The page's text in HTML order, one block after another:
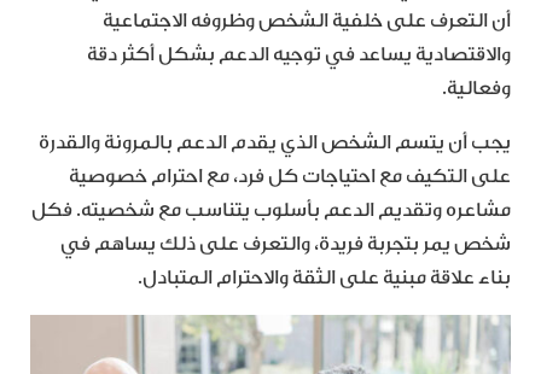
أن التعرف على خلفية الشخص وظروفه الاجتماعية
والاقتصادية يساعد في توجيه الدعم بشكل أكثر دقة
وفعالية.
يجب أن يتسم الشخص الذي يقدم الدعم بالمرونة والقدرة
على التكيف مع احتياجات كل فرد، مع احترام خصوصية
مشاعره وتقديم الدعم بأسلوب يتناسب مع شخصيته. فكل
شخص يمر بتجربة فريدة، والتعرف على ذلك يساهم في
بناء علاقة مبنية على الثقة والاحترام المتبادل.